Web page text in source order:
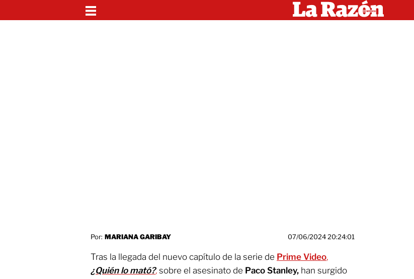
Por: MARIANA GARIBAY 07/06/2024 20:24:01
Tras la llegada del nuevo capítulo de la serie de Prime Video,
¿Quién lo mató?, sobre el asesinato de Paco Stanley, han surgido